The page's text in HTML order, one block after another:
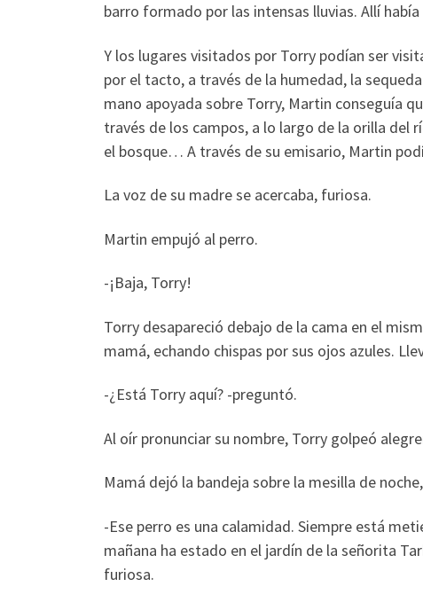
barro formado por las intensas lluvias. Allí
Y los lugares visitados por Torry podían ser
por el tacto, a través de la humedad, la
mano apoyada sobre Torry, Martin conseguía
través de los campos, a lo largo de la orilla del
el bosque… A través de su emisario, Martin
La voz de su madre se acercaba, furiosa.
Martin empujó al perro.
-¡Baja, Torry!
Torry desapareció debajo de la cama en el
mamá, echando chispas por sus ojos azules.
-¿Está Torry aquí? -preguntó.
Al oír pronunciar su nombre, Torry golpeó
Mamá dejó la bandeja sobre la mesilla de
-Ese perro es una calamidad. Siempre está
mañana ha estado en el jardín de la señorita
furiosa.